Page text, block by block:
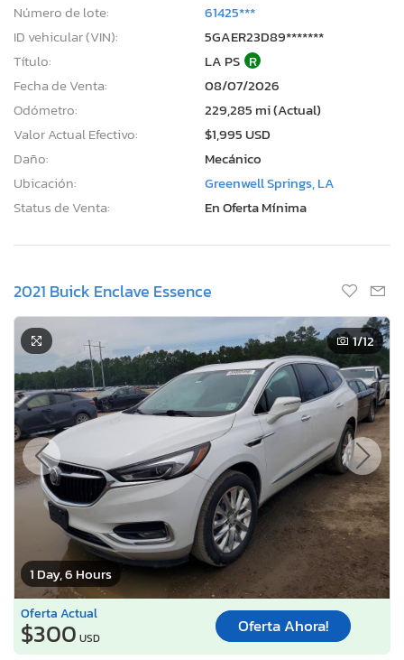
Número de lote:
61425***
ID vehicular (VIN):
5GAER23D89*******
Título:
LA PS R
Fecha de Venta:
08/07/2026
Odómetro:
229,285 mi (Actual)
Valor Actual Efectivo:
$1,995 USD
Daño:
Mecánico
Ubicación:
Greenwell Springs, LA
Status de Venta:
En Oferta Mínima
2021 Buick Enclave Essence
1 Day, 6 Hours
1/12
Oferta Actual
$300 USD
Oferta Ahora!